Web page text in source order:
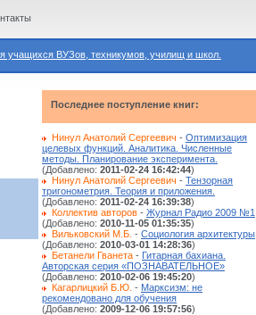
учащихся ВУЗов, техникумов, училищ и школ.
Последнее поступление книг:
Нинул Анатолий Сергеевич - Оптимизация
целевых функций. Аналитика. Численные
методы. Планирование эксперимента.
(Добавлено: 2011-02-24 16:42:44)
Нинул Анатолий Сергеевич - Тензорная
тригонометрия. Теория и приложения.
(Добавлено: 2011-02-24 16:39:38)
Коллектив авторов - Журнал Радио 2009 №1
(Добавлено: 2010-11-05 01:35:35)
Вильковский М.Б. - Социология архитектуры
(Добавлено: 2010-03-01 14:28:36)
Бетанели Гванета - Гитарная бахиана.
Авторская серия «ПОЗНАВАТЕЛЬНОЕ»
(Добавлено: 2010-02-06 19:45:20)
Кагарлицкий Б.Ю. - Марксизм: не
рекомендовано для обучения
(Добавлено: 2009-12-06 19:57:56)